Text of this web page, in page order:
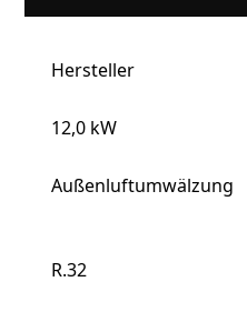
Hersteller
12,0 kW
Außenluftumwälzung
R.32